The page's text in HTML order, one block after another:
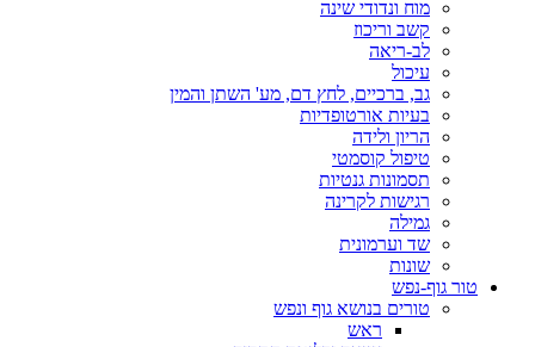
מוח ונדודי שינה
קשב וריכוז
לב-ריאה
עיכול
גב, ברכיים, לחץ דם, מע' השתן והמין
בעיות אורטופדיות
הריון ולידה
טיפול קוסמטי
תסמונות גנטיות
רגישות לקרינה
גמילה
שד וערמונית
שונות
טור גוף-נפש
טורים בנושא גוף ונפש
ראש